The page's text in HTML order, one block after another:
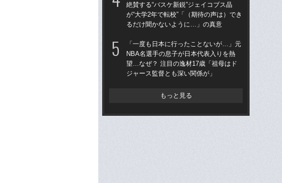
絶賛する“バスケ新鋭”ジェイコブス晶
が“大学2年で転校”「（期待の声は）でき
るだけ聞かないように…」の真意
「一度も日本に行ったことないが…」元
NBA名選手の息子が日本代表入りを熱
望…なぜ？ 注目の逸材17歳「祖母はド
ジャース監督とも深い関係が」
もっと見る